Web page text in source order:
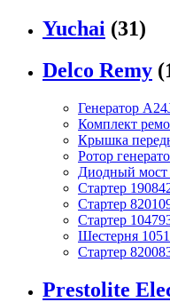
Yuchai (31)
Delco Remy
Генератор
Комплект
Крышка
Ротор
Диодный мост
Стартер
Стартер
Стартер
Шестерня
Стартер
Prestolite